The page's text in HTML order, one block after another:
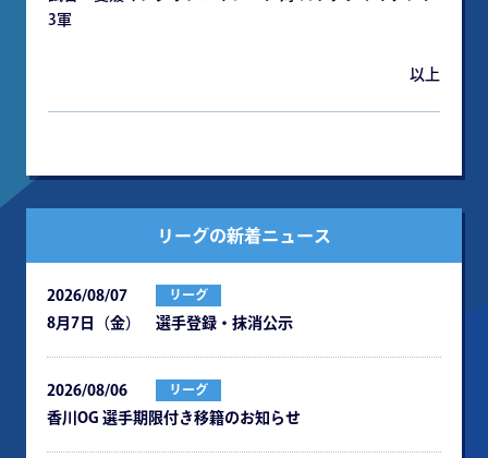
3軍
以上
リーグの新着ニュース
2026/08/07 リーグ
8月7日（金） 選手登録・抹消公示
2026/08/06 リーグ
⾹川OG 選⼿期限付き移籍のお知らせ